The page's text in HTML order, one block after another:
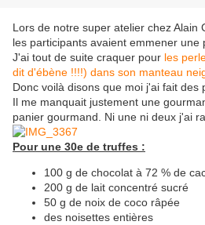
Lors de notre super atelier chez Alain
les participants avaient emmener une
J'ai tout de suite craquer pour les
dit d'ébène !!!!) dans son manteau
Donc voilà disons que moi j'ai fait des
Il me manquait justement une
panier gourmand. Ni une ni deux j'ai
Pour une 30e de truffes :
100 g de chocolat à 72 % de
200 g de lait concentré sucré
50 g de noix de coco râpée
des noisettes entières